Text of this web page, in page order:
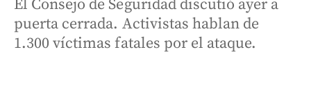
El Consejo de Seguridad discutió ayer a
puerta cerrada. Activistas hablan de
1.300 víctimas fatales por el ataque.